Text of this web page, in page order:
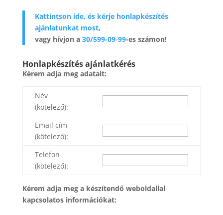
Kattintson ide, és kérje honlapkészítés
ajánlatunkat most,
vagy hívjon a 30/599-09-99-es számon!
Honlapkészítés ajánlatkérés
Kérem adja meg adatait:
Név
(kötelező):
Email cím
(kötelező):
Telefon
(kötelező):
Kérem adja meg a készítendő weboldallal
kapcsolatos információkat: